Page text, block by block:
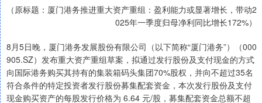
（原标题：厦门港务推进重大资产重组：盈利能力或显著增长，带动2
025年一季度归母净利同比增长172%）
8月5日晚，厦门港务发展股份有限公司（以下简称“厦门港务”）（000
905.SZ）发布重大资产重组草案，拟通过发行股份及支付现金的方式
向国际港务购买其持有的集装箱码头集团70%股权，并向不超过35名
符合条件的特定投资者发行股份募集配套资金，本次发行股份及支付
现金购买资产的每股发行价格为 6.64 元/股，募集配套资金总额不超